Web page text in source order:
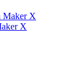
X